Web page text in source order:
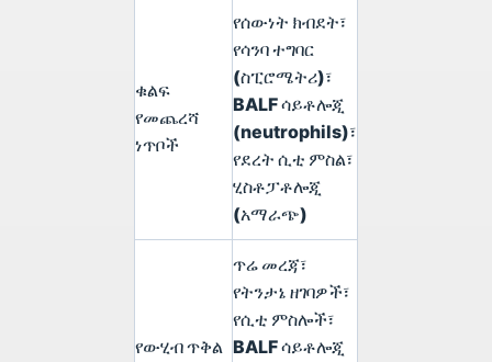
ቁልፍ
የመጨረሻ
ነጥቦች
የሰውነት ክብደት፣
የሳንባ ተግባር
(ስፒሮሜትሪ)፣
BALF ሳይቶሎጂ
(neutrophils)፣
የደረት ሲቲ ምስል፣
ሂስቶፓቶሎጂ
(አማራጭ)
የውሂብ ጥቅል
ጥሬ መረጃ፣
የትንታኔ ዘገባዎች፣
የሲቲ ምስሎች፣
BALF ሳይቶሎጂ